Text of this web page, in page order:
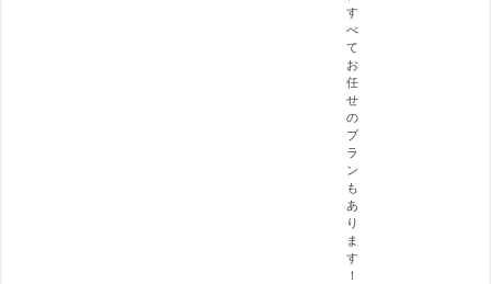
す
べ
て
お
任
せ
の
プ
ラ
ン
も
あ
り
ま
す
！